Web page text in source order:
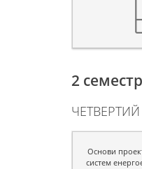
2 семестр
ЧЕТВЕРТИЙ
Основи
систем